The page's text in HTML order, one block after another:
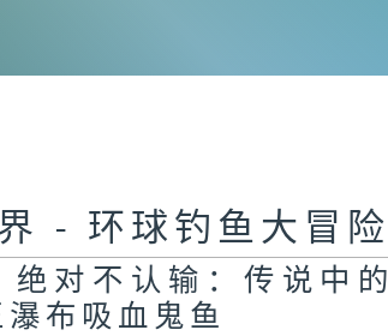
第二集：一竿就爆
装：亚马逊雨林的
巨骨舌鱼
- 环球钓鱼大冒险
绝对不认输：传说中的
布吸血鬼鱼